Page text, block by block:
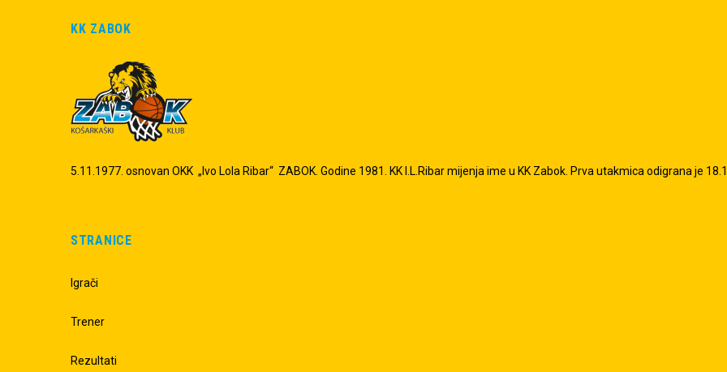
KK ZABOK
5.11.1977. osnovan OKK „Ivo Lola Ribar“ ZABOK. Godine 1981. KK I.L.Ribar mijenja ime u KK Zabok. Prva utakmica odigrana je
STRANICE
Igrači
Trener
Rezultati